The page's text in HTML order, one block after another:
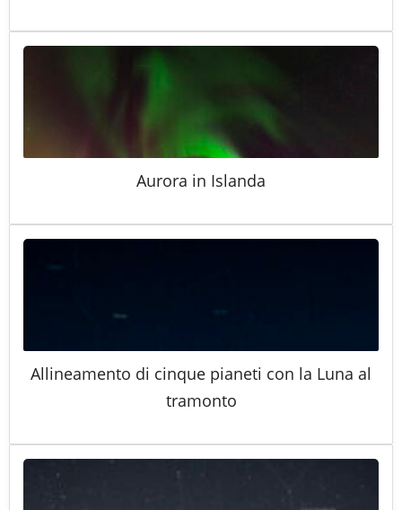
Aurora in Islanda
Allineamento di cinque pianeti con la Luna al
tramonto